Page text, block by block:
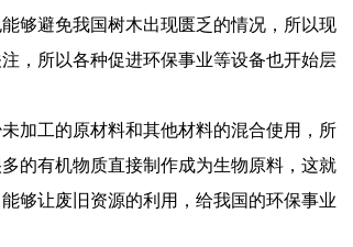
够避免我国树木出现匮乏的情况，所以现
，所以各种促进环保事业等设备也开始层
加工的原材料和其他材料的混合使用，所
的有机物质直接制作成为生物原料，这就
够让废旧资源的利用，给我国的环保事业